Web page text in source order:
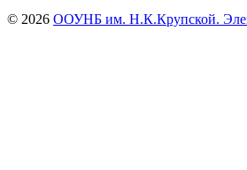
© 2026 ООУНБ им. Н.К.Крупской.